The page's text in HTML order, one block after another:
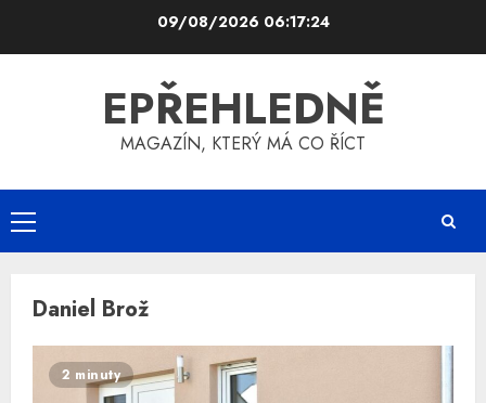
09/08/2026 06:17:25
EPŘEHLEDNĚ
MAGAZÍN, KTERÝ MÁ CO ŘÍCT
Primary
Menu
Daniel Brož
2 minuty